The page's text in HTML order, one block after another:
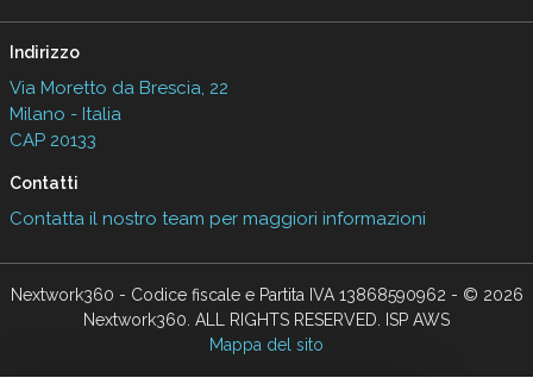
Indirizzo
Via Moretto da Brescia, 22
Milano - Italia
CAP 20133
Contatti
Contatta il nostro team per maggiori informazioni
Nextwork360 - Codice fiscale e Partita IVA 13868590962 - © 2026
Nextwork360. ALL RIGHTS RESERVED. ISP AWS
Mappa del sito